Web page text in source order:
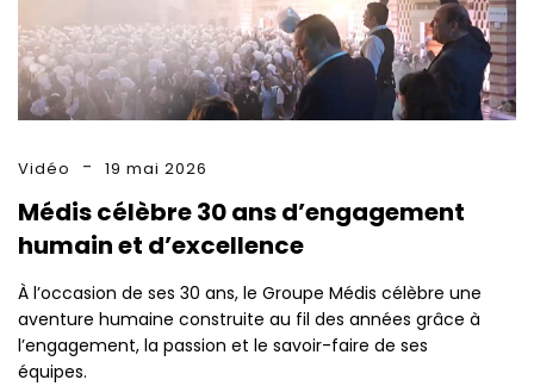
Vidéo 19 mai 2026
Médis célèbre 30 ans d’engagement
humain et d’excellence
À l’occasion de ses 30 ans, le Groupe Médis célèbre une
aventure humaine construite au fil des années grâce à
l’engagement, la passion et le savoir-faire de ses
équipes.